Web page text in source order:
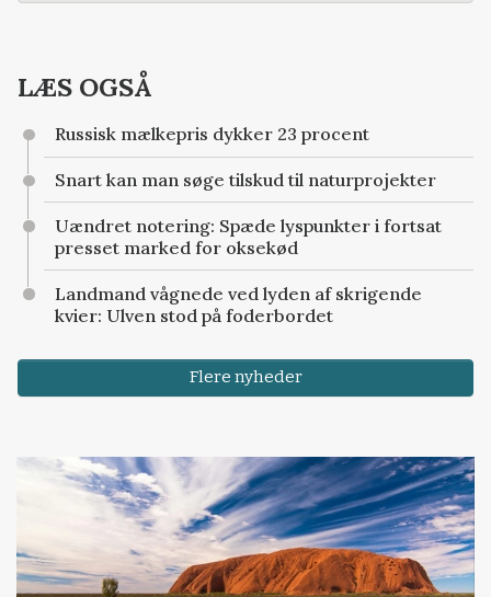
LÆS OGSÅ
Russisk mælkepris dykker 23 procent
Snart kan man søge tilskud til naturprojekter
Uændret notering: Spæde lyspunkter i fortsat
presset marked for oksekød
Landmand vågnede ved lyden af skrigende
kvier: Ulven stod på foderbordet
Flere nyheder